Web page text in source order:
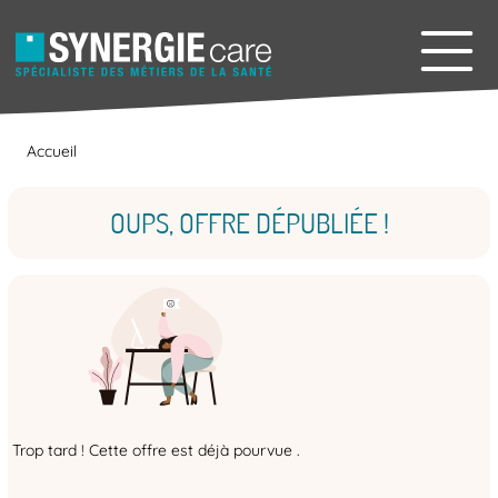
Accueil
OUPS, OFFRE DÉPUBLIÉE !
Trop tard ! Cette offre est déjà pourvue .